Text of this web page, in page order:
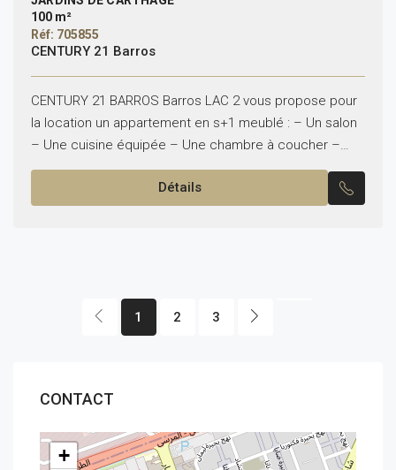
100 m²
Réf: 705855
CENTURY 21 Barros
CENTURY 21 BARROS Barros LAC 2 vous propose pour
la location un appartement en s+1 meublé : – Un salon
– Une cuisine équipée – Une chambre à coucher –
Une salle...
Détails
1 2 3
CONTACT
+